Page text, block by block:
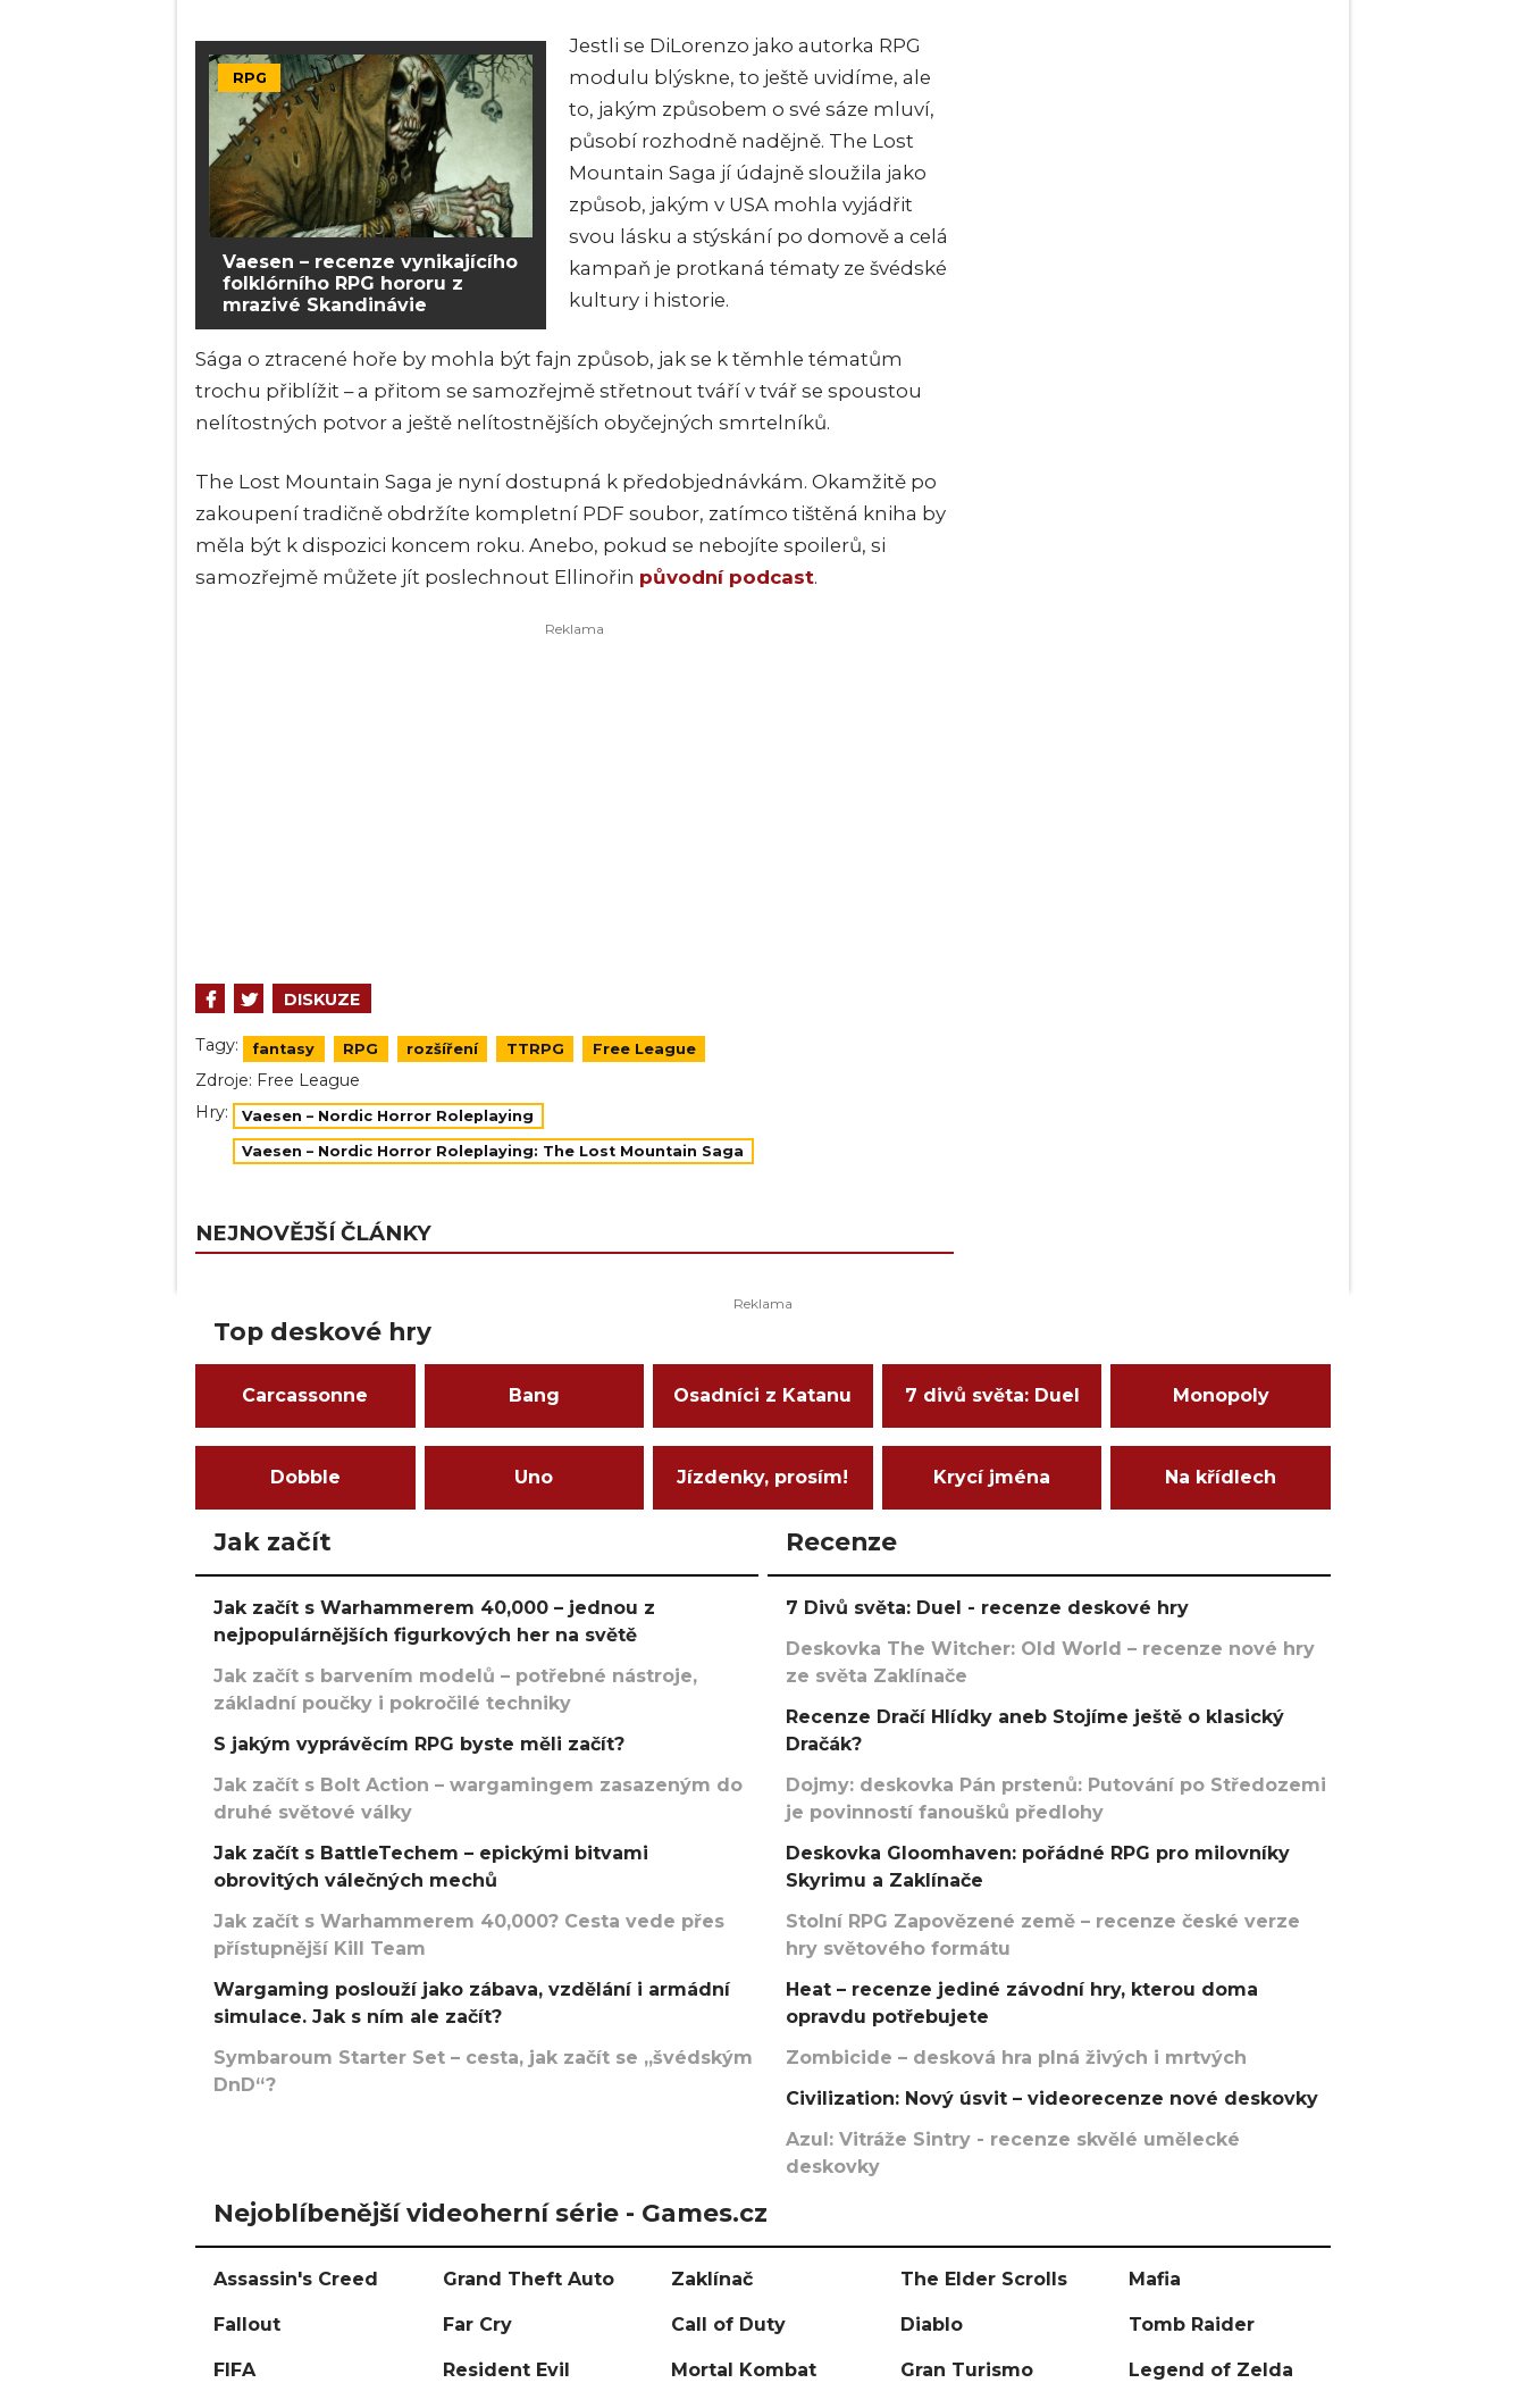
RPG
Vaesen – recenze vynikajícího
folklórního RPG hororu z
mrazivé Skandinávie
Jestli se DiLorenzo jako autorka RPG
modulu blýskne, to ještě uvidíme, ale
to, jakým způsobem o své sáze mluví,
působí rozhodně nadějně. The Lost
Mountain Saga jí údajně sloužila jako
způsob, jakým v USA mohla vyjádřit
svou lásku a stýskání po domově a celá
kampaň je protkaná tématy ze švédské
kultury i historie.
Sága o ztracené hoře by mohla být fajn způsob, jak se k těmhle tématům
trochu přiblížit – a přitom se samozřejmě střetnout tváří v tvář se spoustou
nelítostných potvor a ještě nelítostnějších obyčejných smrtelníků.
The Lost Mountain Saga je nyní dostupná k předobjednávkám. Okamžitě po
zakoupení tradičně obdržíte kompletní PDF soubor, zatímco tištěná kniha by
měla být k dispozici koncem roku. Anebo, pokud se nebojíte spoilerů, si
samozřejmě můžete jít poslechnout Ellinořin původní podcast.
DISKUZE
Tagy: fantasy RPG rozšíření TTRPG Free League
Zdroje: Free League
Hry:
Vaesen – Nordic Horror Roleplaying
Vaesen – Nordic Horror Roleplaying: The Lost Mountain Saga
NEJNOVĚJŠÍ ČLÁNKY
Top deskové hry
Carcassonne Bang Osadníci z Katanu 7 divů světa: Duel Monopoly
Dobble Uno Jízdenky, prosím! Krycí jména Na křídlech
Jak začít
Jak začít s Warhammerem 40,000 – jednou z
nejpopulárnějších figurkových her na světě
Jak začít s barvením modelů – potřebné nástroje,
základní poučky i pokročilé techniky
S jakým vyprávěcím RPG byste měli začít?
Jak začít s Bolt Action – wargamingem zasazeným do
druhé světové války
Jak začít s BattleTechem – epickými bitvami
obrovitých válečných mechů
Jak začít s Warhammerem 40,000? Cesta vede přes
přístupnější Kill Team
Wargaming poslouží jako zábava, vzdělání i armádní
simulace. Jak s ním ale začít?
Symbaroum Starter Set – cesta, jak začít se „švédským
DnD“?
Recenze
7 Divů světa: Duel - recenze deskové hry
Deskovka The Witcher: Old World – recenze nové hry
ze světa Zaklínače
Recenze Dračí Hlídky aneb Stojíme ještě o klasický
Dračák?
Dojmy: deskovka Pán prstenů: Putování po Středozemi
je povinností fanoušků předlohy
Deskovka Gloomhaven: pořádné RPG pro milovníky
Skyrimu a Zaklínače
Stolní RPG Zapovězené země – recenze české verze
hry světového formátu
Heat – recenze jediné závodní hry, kterou doma
opravdu potřebujete
Zombicide – desková hra plná živých i mrtvých
Civilization: Nový úsvit – videorecenze nové deskovky
Azul: Vitráže Sintry - recenze skvělé umělecké
deskovky
Nejoblíbenější videoherní série - Games.cz
Assassin's Creed Grand Theft Auto Zaklínač The Elder Scrolls Mafia
Fallout Far Cry Call of Duty Diablo Tomb Raider
FIFA Resident Evil Mortal Kombat Gran Turismo Legend of Zelda